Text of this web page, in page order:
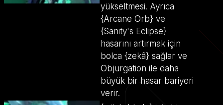
yükseltmesi. Ayrıca
{Arcane Orb} ve
{Sanity's Eclipse}
hasarını artırmak için
bolca {zekâ} sağlar ve
Objurgation ile daha
büyük bir hasar bariyeri
verir.